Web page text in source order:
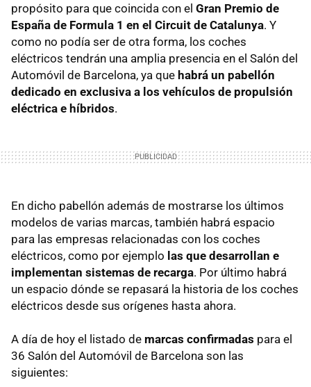
propósito para que coincida con el Gran Premio de
España de Formula 1 en el Circuit de Catalunya. Y
como no podía ser de otra forma, los coches
eléctricos tendrán una amplia presencia en el Salón del
Automóvil de Barcelona, ya que habrá un pabellón
dedicado en exclusiva a los vehículos de propulsión
eléctrica e híbridos.
En dicho pabellón además de mostrarse los últimos
modelos de varias marcas, también habrá espacio
para las empresas relacionadas con los coches
eléctricos, como por ejemplo las que desarrollan e
implementan sistemas de recarga. Por último habrá
un espacio dónde se repasará la historia de los coches
eléctricos desde sus orígenes hasta ahora.
A día de hoy el listado de marcas confirmadas para el
36 Salón del Automóvil de Barcelona son las
siguientes: